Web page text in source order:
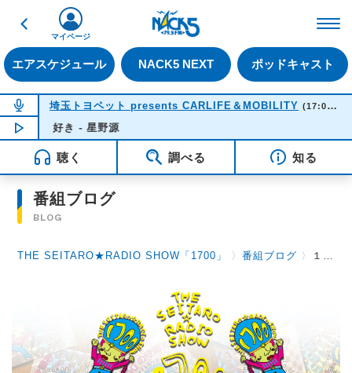
戻る
エアスケジュール NACK5 NEXT ポッドキャスト
マイページ
NOW ON AIR
埼玉トヨペット presents CARLIFE＆MOBILITY (17:05-17:20)
NOW PLAYING
好き - 星野源
聴く 調べる 知る
番組ブログ
BLOG
THE SEITARO★RADIO SHOW「1700」 〉番組ブログ 〉 １０月２７日（月）